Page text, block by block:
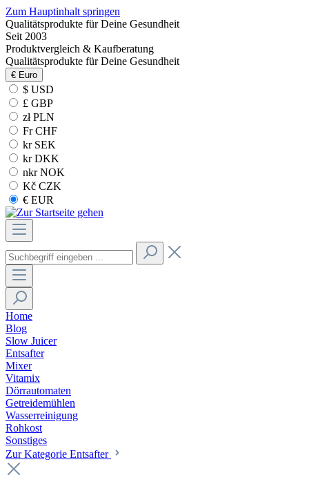
Zum Hauptinhalt springen
Qualitätsprodukte für Deine Gesundheit
Seit 2003
Produktvergleich & Kaufberatung
Qualitätsprodukte für Deine Gesundheit
€ Euro
$ USD
£ GBP
zł PLN
Fr CHF
kr SEK
kr DKK
nkr NOK
Kč CZK
€ EUR
Home
Blog
Slow Juicer
Entsafter
Mixer
Vitamix
Dörrautomaten
Getreidemühlen
Wasserreinigung
Rohkost
Sonstiges
Zur Kategorie Entsafter